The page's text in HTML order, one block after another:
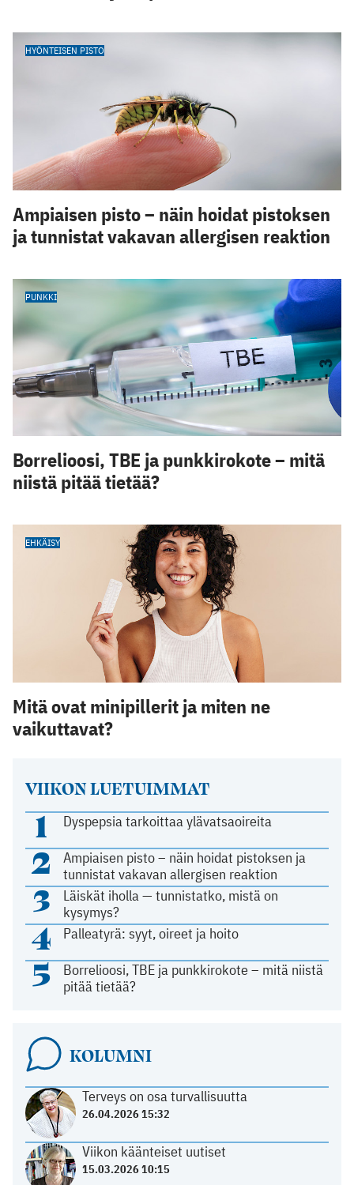
VIIKON LUETUIMMAT
1 Dyspepsia tarkoittaa ylävatsaoireita
2
Ampiaisen pisto – näin hoidat pistoksen ja
tunnistat vakavan allergisen reaktion
3
Läiskät iholla — tunnistatko, mistä on
kysymys?
4 Palleatyrä: syyt, oireet ja hoito
5
Borrelioosi, TBE ja punkkirokote – mitä niistä
pitää tietää?
KOLUMNI
Terveys on osa turvallisuutta
26.04.2026 15:32
Viikon käänteiset uutiset
15.03.2026 10:15
HYÖNTEISEN PISTO
Ampiaisen pisto – näin hoidat pistoksen
ja tunnistat vakavan allergisen reaktion
PUNKKI
Borrelioosi, TBE ja punkkirokote – mitä
niistä pitää tietää?
EHKÄISY
Mitä ovat minipillerit ja miten ne
vaikuttavat?